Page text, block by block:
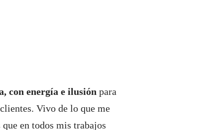
con energía e ilusión para
Vivo de lo que me
en todos mis trabajos